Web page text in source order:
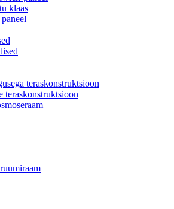
klaas
teraskonstruktsioon
teraskonstruktsioon